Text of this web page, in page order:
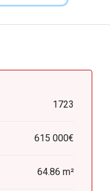
1723
615 000€
64.86 m²